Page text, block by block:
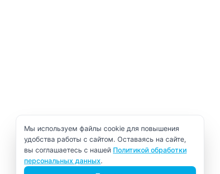
Уведомление об использовании cookie
Мы используем файлы cookie для повышения
удобства работы с сайтом. Оставаясь на сайте,
вы соглашаетесь с нашей Политикой обработки
персональных данных.